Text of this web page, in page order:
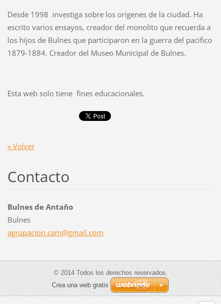
Desde 1998 investiga sobre los orígenes de la ciudad. Ha
escrito varios ensayos, creador del monolito que recuerda a
los hijos de Bulnes que participaron en la guerra del pacifico
1879-1884. Creador del Museo Municipal de Bulnes.
Esta web solo tiene fines educacionales.
« Volver
Contacto
Bulnes de Antaño
Bulnes
agrupacion.cam@gmail.com
© 2014 Todos los derechos reservados.
Crea una web gratis